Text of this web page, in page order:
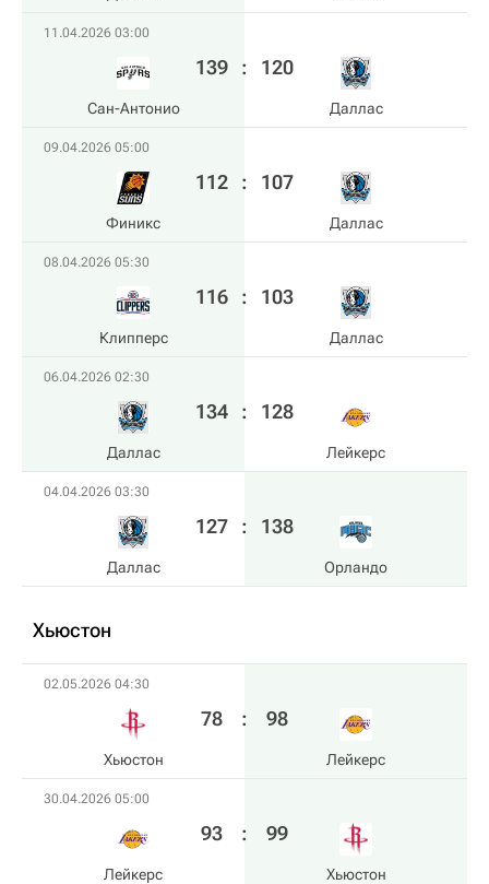
11.04.2026 03:00
Сан-Антонио
139 : 120
Даллас
09.04.2026 05:00
Финикс
112 : 107
Даллас
08.04.2026 05:30
Клипперс
116 : 103
Даллас
06.04.2026 02:30
Даллас
134 : 128
Лейкерс
04.04.2026 03:30
Даллас
127 : 138
Орландо
Хьюстон
02.05.2026 04:30
Хьюстон
78 : 98
Лейкерс
30.04.2026 05:00
Лейкерс
93 : 99
Хьюстон